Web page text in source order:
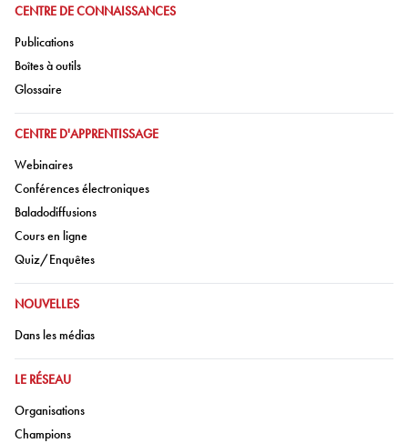
ALLER À:
CENTRE DE CONNAISSANCES
Aller à:
Publications
Aller à:
Boîtes à outils
Aller à:
Glossaire
ALLER À:
CENTRE D'APPRENTISSAGE
Aller à:
Webinaires
Aller à:
Conférences électroniques
Aller à:
Baladodiffusions
Aller à:
Cours en ligne
Aller à:
Quiz/Enquêtes
ALLER À:
NOUVELLES
Aller à:
Dans les médias
ALLER À:
LE RÉSEAU
Aller à:
Organisations
Aller à:
Champions